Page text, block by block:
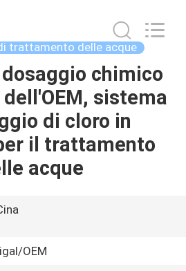
trattamento delle acque
chimico
sistema
di cloro in
il trattamento
acque
OEM